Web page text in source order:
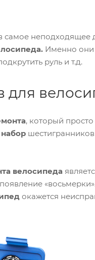
неподходящее
Именно они
руль и т.д.
, который
велосипеда
окажется